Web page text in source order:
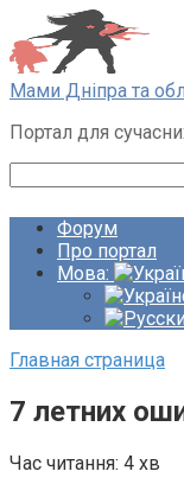
Перейти
до
вмісту
Мами Дніпра та
Портал для
Форум
Про портал
Мова:
Главная страница
7 летних
Час читання: 4 хв